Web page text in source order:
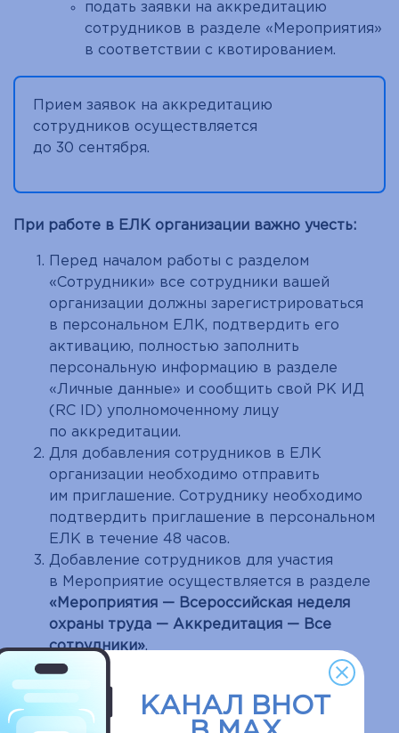
подать заявки на аккредитацию
сотрудников в разделе «Мероприятия»
в соответствии с квотированием.
Прием заявок на аккредитацию
сотрудников осуществляется
до 30 сентября.
При работе в ЕЛК организации важно учесть:
Перед началом работы с разделом
«Сотрудники» все сотрудники вашей
организации должны зарегистрироваться
в персональном ЕЛК, подтвердить его
активацию, полностью заполнить
персональную информацию в разделе
«Личные данные» и сообщить свой РК ИД
(RC ID) уполномоченному лицу
по аккредитации.
Для добавления сотрудников в ЕЛК
организации необходимо отправить
им приглашение. Сотруднику необходимо
подтвердить приглашение в персональном
ЕЛК в течение 48 часов.
Добавление сотрудников для участия
в Мероприятие осуществляется в разделе
«Мероприятия — Всероссийская неделя
охраны труда — Аккредитация — Все
сотрудники».
При работе в кабинете Мероприятия важно
учесть:
КАНАЛ ВНОТ